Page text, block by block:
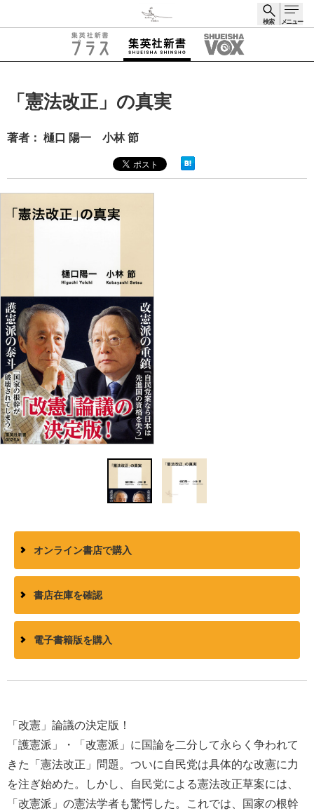
検索 メニュー
「憲法改正」の真実
著者： 樋口 陽一 小林 節
オンライン書店で購入
書店在庫を確認
電子書籍版を購入
「改憲」論議の決定版！
「護憲派」・「改憲派」に国論を二分して永らく争われて
きた「憲法改正」問題。ついに自民党は具体的な改憲に力
を注ぎ始めた。しかし、自民党による憲法改正草案には、
「改憲派」の憲法学者も驚愕した。これでは、国家の根幹